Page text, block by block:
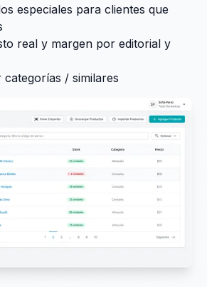
especiales para clientes que
real y margen por editorial y
categorías / similares